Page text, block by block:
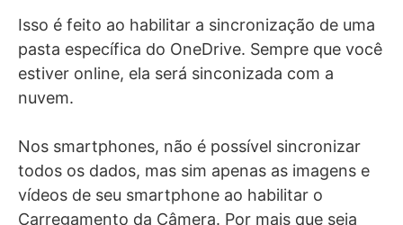
Isso é feito ao habilitar a sincronização de uma
pasta específica do OneDrive. Sempre que você
estiver online, ela será sinconizada com a
nuvem.
Nos smartphones, não é possível sincronizar
todos os dados, mas sim apenas as imagens e
vídeos de seu smartphone ao habilitar o
Carregamento da Câmera. Por mais que seja